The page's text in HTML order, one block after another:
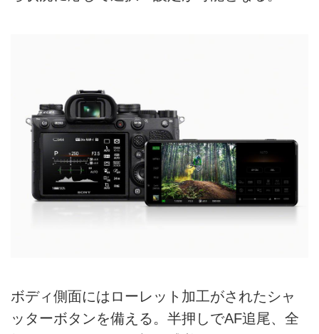
ボディ側面にはローレット加工がされたシャ
ッターボタンを備える。半押しでAF追尾、全